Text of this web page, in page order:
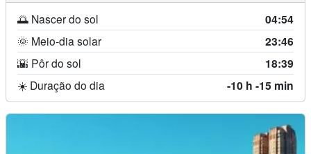
🌅 Nascer do sol 04:54
🌞 Meio-dia solar 23:46
🌇 Pôr do sol 18:39
☀️ Duração do dia -10 h -15 min